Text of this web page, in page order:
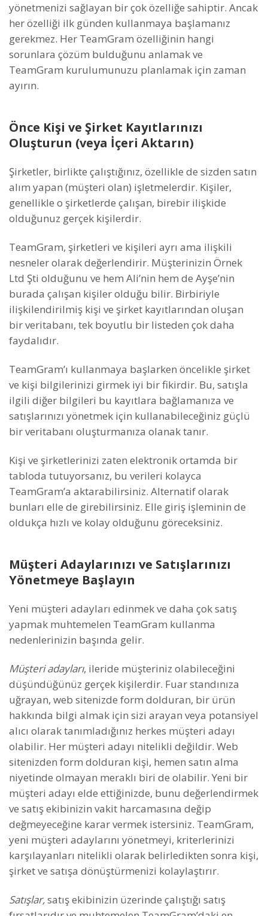
yönetmenizi sağlayan bir çok özelliğe sahiptir. Ancak
her özelliği ilk günden kullanmaya başlamanız
gerekmez. Her TeamGram özelliğinin hangi
sorunlara çözüm bulduğunu anlamak ve
TeamGram kurulumunuzu planlamak için zaman
ayırın.
Önce Kişi ve Şirket Kayıtlarınızı
Oluşturun (veya İçeri Aktarın)
Şirketler, birlikte çalıştığınız, özellikle de sizden satın
alım yapan (müşteri olan) işletmelerdir. Kişiler,
genellikle o şirketlerde çalışan, birebir ilişkide
olduğunuz gerçek kişilerdir.
TeamGram, şirketleri ve kişileri ayrı ama ilişkili
nesneler olarak değerlendirir. Müşterinizin Örnek
Ltd Şti olduğunu ve hem Ali’nin hem de Ayşe’nin
burada çalışan kişiler olduğu bilir. Birbiriyle
ilişkilendirilmiş kişi ve şirket kayıtlarından oluşan
bir veritabanı, tek boyutlu bir listeden çok daha
faydalıdır.
TeamGram’ı kullanmaya başlarken öncelikle şirket
ve kişi bilgilerinizi girmek iyi bir fikirdir. Bu, satışla
ilgili diğer bilgileri bu kayıtlara bağlamanıza ve
satışlarınızı yönetmek için kullanabileceğiniz güçlü
bir veritabanı oluşturmanıza olanak tanır.
Kişi ve şirketlerinizi zaten elektronik ortamda bir
tabloda tutuyorsanız, bu verileri kolayca
TeamGram’a aktarabilirsiniz. Alternatif olarak
bunları elle de girebilirsiniz. Elle giriş işleminin de
oldukça hızlı ve kolay olduğunu göreceksiniz.
Müşteri Adaylarınızı ve Satışlarınızı
Yönetmeye Başlayın
Yeni müşteri adayları edinmek ve daha çok satış
yapmak muhtemelen TeamGram kullanma
nedenlerinizin başında gelir.
Müşteri adayları, ileride müşteriniz olabileceğini
düşündüğünüz gerçek kişilerdir. Fuar standınıza
uğrayan, web sitenizde form dolduran, bir ürün
hakkında bilgi almak için sizi arayan veya potansiyel
alıcı olarak tanımladığınız herkes müşteri adayı
olabilir. Her müşteri adayı nitelikli değildir. Web
sitenizden form dolduran kişi, hemen satın alma
niyetinde olmayan meraklı biri de olabilir. Yeni bir
müşteri adayı elde ettiğinizde, bunu değerlendirmek
ve satış ekibinizin vakit harcamasına değip
değmeyeceğine karar vermek istersiniz. TeamGram,
yeni müşteri adaylarını yönetmeyi, kriterlerinizi
karşılayanları nitelikli olarak belirledikten sonra kişi,
şirket ve satışa dönüştürmenizi kolaylaştırır.
Satışlar,satış ekibinizin üzerinde çalıştığı satış